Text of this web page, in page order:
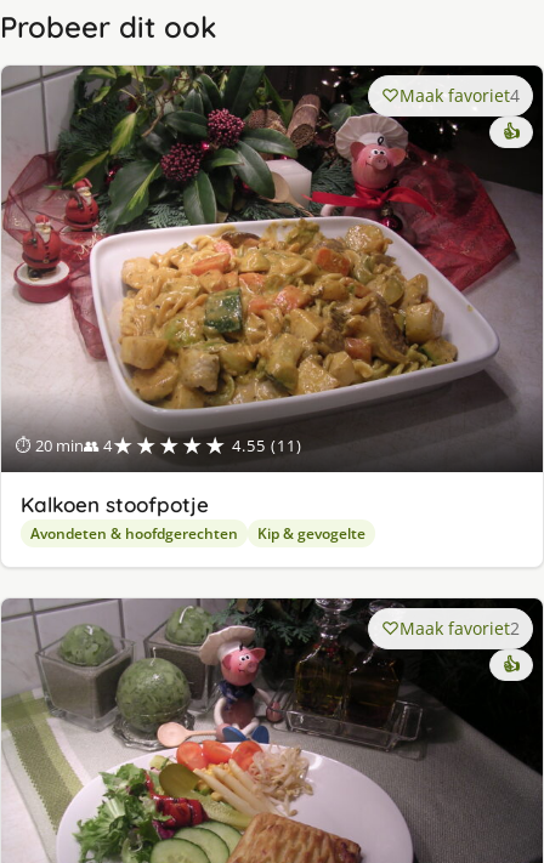
Probeer dit ook
⏱ 20 min👥 4★★★★★ 4.55 (11)
Maak favoriet4
👍
Kalkoen stoofpotje
Avondeten & hoofdgerechten Kip & gevogelte
Maak favoriet2
👍